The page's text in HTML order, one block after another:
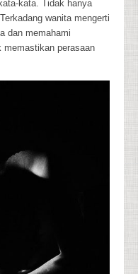
kata. Tidak hanya
wanita mengerti
dan memahami
memastikan perasaan